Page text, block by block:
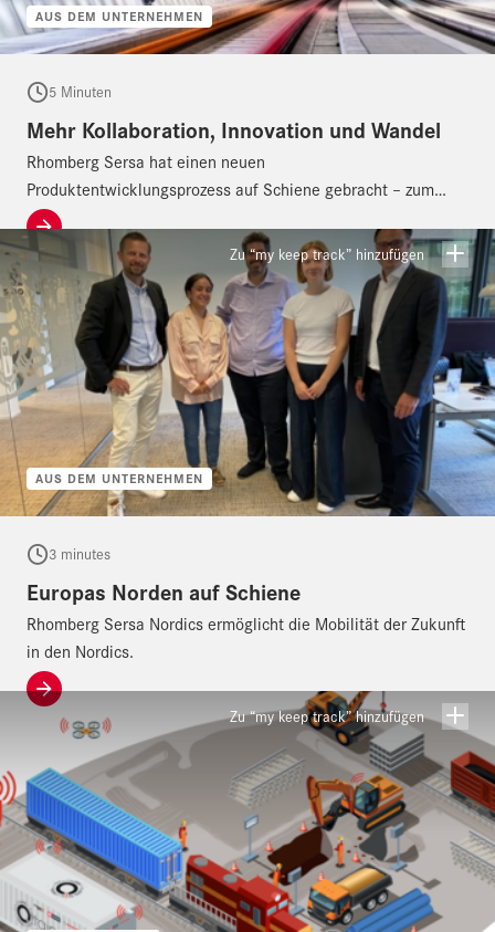
AUS DEM UNTERNEHMEN
5 Minuten
Mehr Kollaboration, Innovation und Wandel
Rhomberg Sersa hat einen neuen
Produktentwicklungsprozess auf Schiene gebracht – zum
Nutzen der Kunden.
AUS DEM UNTERNEHMEN
Zu “my keep track” hinzufügen
3 minutes
Europas Norden auf Schiene
Rhomberg Sersa Nordics ermöglicht die Mobilität der Zukunft
in den Nordics.
Zu “my keep track” hinzufügen